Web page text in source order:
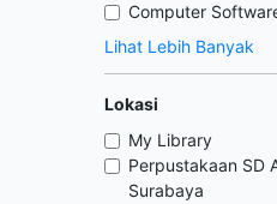
Computer
Lihat Lebih Banyak
Lokasi
My Library
Perpustakaan SD
Surabaya